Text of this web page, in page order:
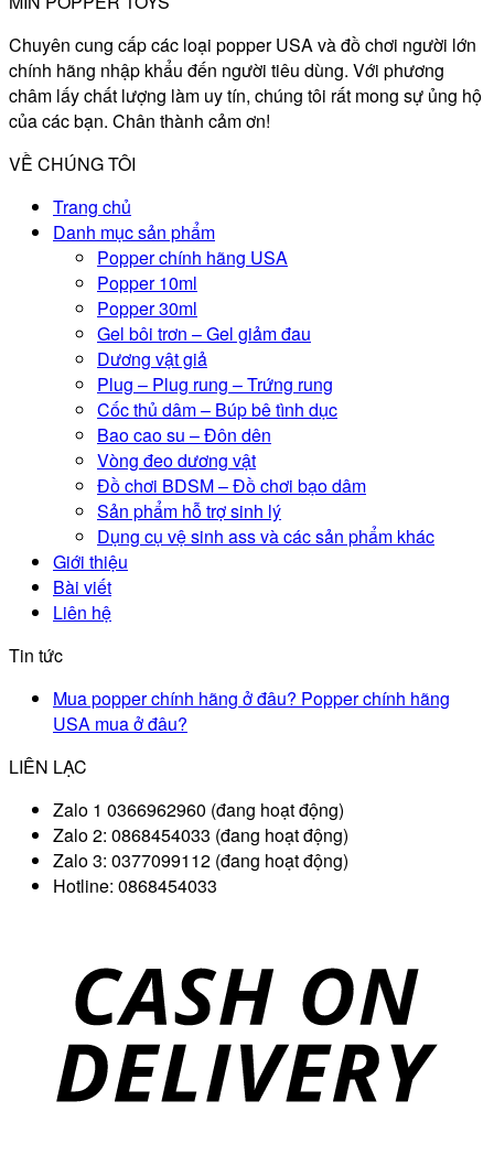
Chuyên cung cấp các loại popper USA và đồ chơi người lớn
chính hãng nhập khẩu đến người tiêu dùng. Với phương
châm lấy chất lượng làm uy tín, chúng tôi rất mong sự ủng hộ
của các bạn. Chân thành cảm ơn!
VỀ CHÚNG TÔI
Trang chủ
Danh mục sản phẩm
Popper chính hãng USA
Popper 10ml
Popper 30ml
Gel bôi trơn – Gel giảm đau
Dương vật giả
Plug – Plug rung – Trứng rung
Cốc thủ dâm – Búp bê tình dục
Bao cao su – Đôn dên
Vòng đeo dương vật
Đồ chơi BDSM – Đồ chơi bạo dâm
Sản phẩm hỗ trợ sinh lý
Dụng cụ vệ sinh ass và các sản phẩm khác
Giới thiệu
Bài viết
Liên hệ
Tin tức
Mua popper chính hãng ở đâu? Popper chính hãng
USA mua ở đâu?
LIÊN LẠC
Zalo 1 0366962960 (đang hoạt động)
Zalo 2: 0868454033 (đang hoạt động)
Zalo 3: 0377099112 (đang hoạt động)
Hotline: 0868454033